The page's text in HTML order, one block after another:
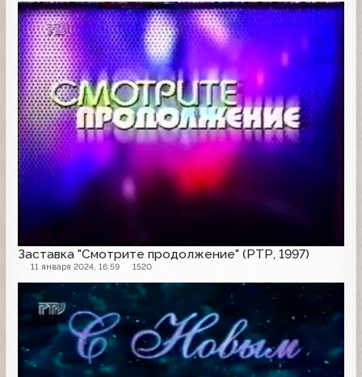
Заставка "Смотрите продолжение" (РТР, 1997)
11 января 2024, 16:59 1520
Заставка